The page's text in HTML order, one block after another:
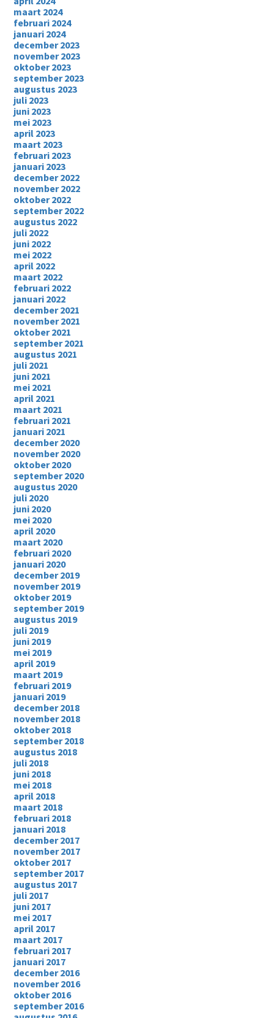
maart 2024
februari 2024
januari 2024
december 2023
november 2023
oktober 2023
september 2023
augustus 2023
juli 2023
juni 2023
mei 2023
april 2023
maart 2023
februari 2023
januari 2023
december 2022
november 2022
oktober 2022
september 2022
augustus 2022
juli 2022
juni 2022
mei 2022
april 2022
maart 2022
februari 2022
januari 2022
december 2021
november 2021
oktober 2021
september 2021
augustus 2021
juli 2021
juni 2021
mei 2021
april 2021
maart 2021
februari 2021
januari 2021
december 2020
november 2020
oktober 2020
september 2020
augustus 2020
juli 2020
juni 2020
mei 2020
april 2020
maart 2020
februari 2020
januari 2020
december 2019
november 2019
oktober 2019
september 2019
augustus 2019
juli 2019
juni 2019
mei 2019
april 2019
maart 2019
februari 2019
januari 2019
december 2018
november 2018
oktober 2018
september 2018
augustus 2018
juli 2018
juni 2018
mei 2018
april 2018
maart 2018
februari 2018
januari 2018
december 2017
november 2017
oktober 2017
september 2017
augustus 2017
juli 2017
juni 2017
mei 2017
april 2017
maart 2017
februari 2017
januari 2017
december 2016
november 2016
oktober 2016
september 2016